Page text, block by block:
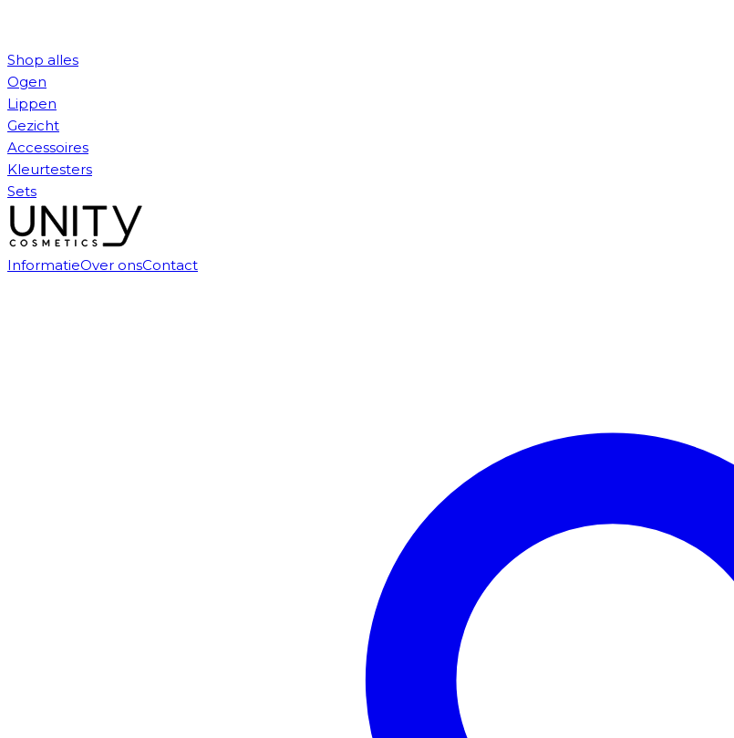
Shop alles
Ogen
Lippen
Gezicht
Accessoires
Kleurtesters
Sets
InformatieOver onsContact